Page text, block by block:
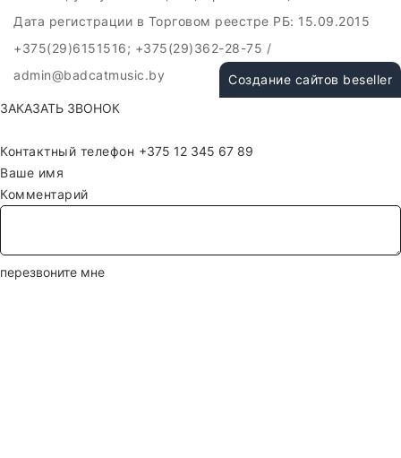
Дата регистрации в Торговом реестре РБ: 15.09.2015
+375(29)6151516; +375(29)362-28-75 /
admin@badcatmusic.by
Создание сайтов beseller
ЗАКАЗАТЬ ЗВОНОК
Контактный телефон
Ваше имя
Комментарий
перезвоните мне